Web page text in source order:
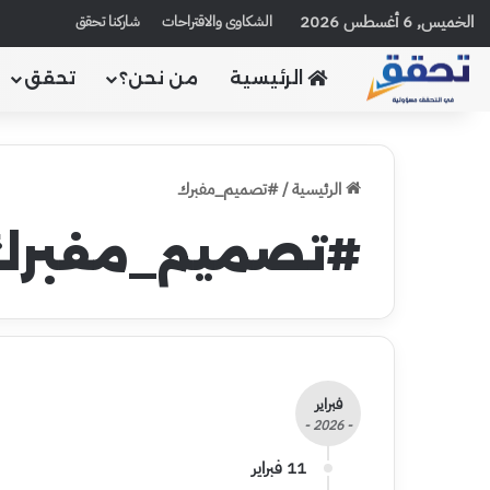
الخميس, 6 أغسطس 2026 الشكاوى والاقتراحات شاركنا تحقق
الرئيسية من نحن؟ تحقق
الرئيسية/#تصميم_مفبرك
فبراير
- 2026 -
11 فبراير